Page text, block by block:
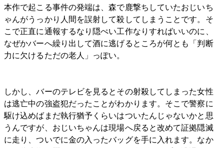
本作で起こる事件の発端は、森で鹿撃ちしていたおじいち
ゃんがうっかり人間を誤射して殺してしまうことです。そ
こで正直に通報するなり隠ぺい工作なりすればいいのに、
なぜかバーへ繰り出して酒に逃げるところが何とも「判断
力に欠けるただの老人」っぽい。
しかし、バーのテレビを見るとその射殺してしまった女性
は逃亡中の強盗犯だったことがわかります。そこで警察に
駆け込めばまだ執行猶予くらいはついたんじゃないかと思
うんですが、おじいちゃんは現場へ戻ると改めて証拠隠滅
に走り、ついでに金の入ったバッグを手に入れます。なか